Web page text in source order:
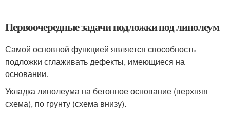
Первоочередные задачи подложки под линолеум
Самой основной функцией является способность
подложки сглаживать дефекты, имеющиеся на
основании.
Укладка линолеума на бетонное основание (верхняя
схема), по грунту (схема внизу).